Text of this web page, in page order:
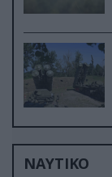
ΝΑΥΤΙΚΟ